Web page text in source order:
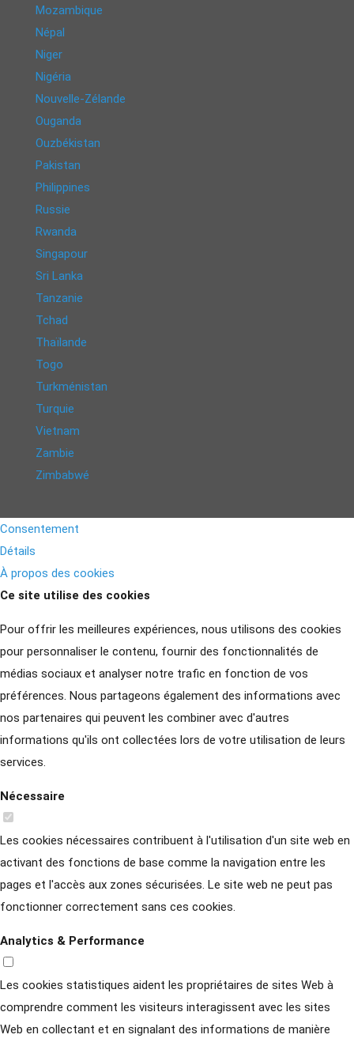
Mozambique
Népal
Niger
Nigéria
Nouvelle-Zélande
Ouganda
Ouzbékistan
Pakistan
Philippines
Russie
Rwanda
Singapour
Sri Lanka
Tanzanie
Tchad
Thaïlande
Togo
Turkménistan
Turquie
Vietnam
Zambie
Zimbabwé
Consentement
Détails
À propos des cookies
Ce site utilise des cookies
Pour offrir les meilleures expériences, nous utilisons des cookies
pour personnaliser le contenu, fournir des fonctionnalités de
médias sociaux et analyser notre trafic en fonction de vos
préférences. Nous partageons également des informations avec
nos partenaires qui peuvent les combiner avec d'autres
informations qu'ils ont collectées lors de votre utilisation de leurs
services.
Nécessaire
Les cookies nécessaires contribuent à l'utilisation d'un site web en
activant des fonctions de base comme la navigation entre les
pages et l'accès aux zones sécurisées. Le site web ne peut pas
fonctionner correctement sans ces cookies.
Analytics & Performance
Les cookies statistiques aident les propriétaires de sites Web à
comprendre comment les visiteurs interagissent avec les sites
Web en collectant et en signalant des informations de manière